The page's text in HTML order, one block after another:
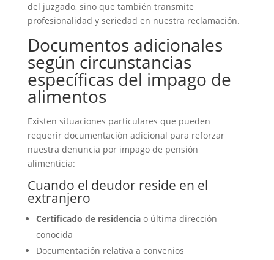
del juzgado, sino que también transmite
profesionalidad y seriedad en nuestra reclamación.
Documentos adicionales
según circunstancias
específicas del impago de
alimentos
Existen situaciones particulares que pueden
requerir documentación adicional para reforzar
nuestra denuncia por impago de pensión
alimenticia:
Cuando el deudor reside en el
extranjero
Certificado de residenciao última dirección
conocida
Documentación relativa a convenios